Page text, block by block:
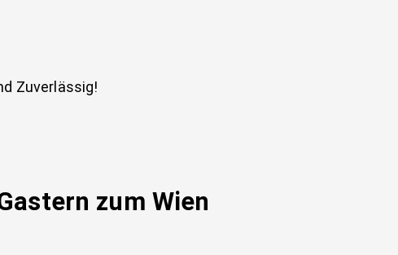
Zuverlässig!
zum Wien